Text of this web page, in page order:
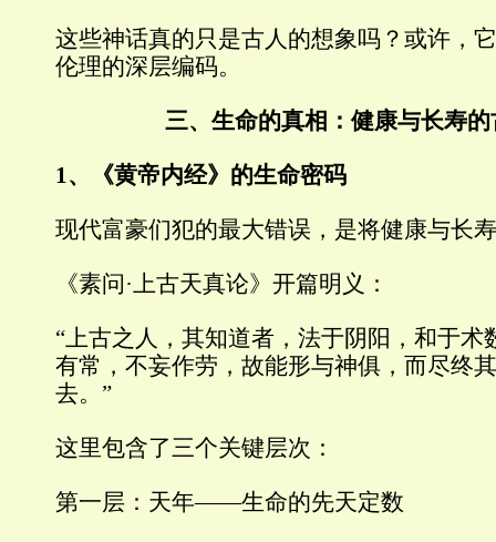
这些神话真的只是古人的想象吗？或许，
伦理的深层编码。
三、生命的真相：健康与长寿
1、 《黄帝内经》的生命密码
现代富豪们犯的最大错误，是将健康与长
《素问·上古天真论》开篇明义：
“上古之人，其知道者，法于阴阳，和于术
有常，不妄作劳，故能形与神俱，而尽终
去。”
这里包含了三个关键层次：
第一层：天年——生命的先天定数